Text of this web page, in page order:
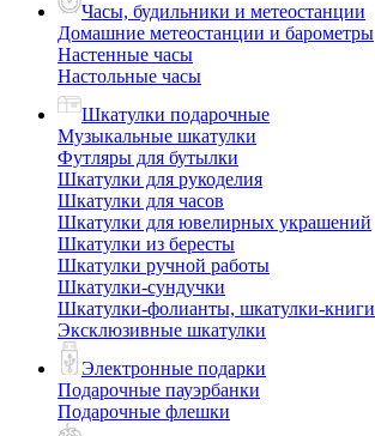
Часы, будильники и метеостанции
Домашние метеостанции и барометры
Настенные часы
Настольные часы
Шкатулки подарочные
Музыкальные шкатулки
Футляры для бутылки
Шкатулки для рукоделия
Шкатулки для часов
Шкатулки для ювелирных украшений
Шкатулки из бересты
Шкатулки ручной работы
Шкатулки-сундучки
Шкатулки-фолианты, шкатулки-книги
Эксклюзивные шкатулки
Электронные подарки
Подарочные пауэрбанки
Подарочные флешки